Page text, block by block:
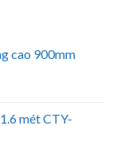
cao 900mm
mét CTY-